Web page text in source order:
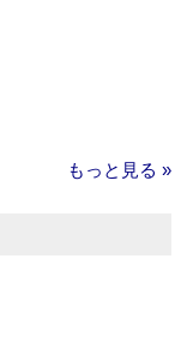
もっと見る »